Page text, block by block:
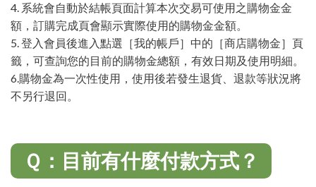
4. 系統會自動於結帳頁面計算本次交易可使用之購物金金
額，訂購完成頁會顯示實際使用的購物金金額。
5. 登入會員後進入點選［我的帳戶］中的［商店購物金］頁
籤，可查詢您的目前的購物金總額，有效日期及使用明細。
6.購物金為一次性使用，使用後若發生退貨、退款等狀況將
不另行退回。
Ｑ：目前有什麼付款方式？